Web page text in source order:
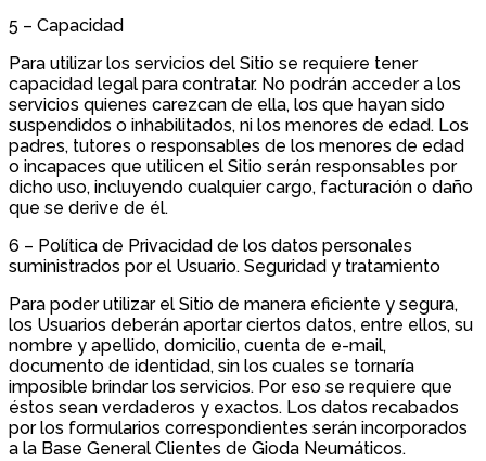
5 – Capacidad
Para utilizar los servicios del Sitio se requiere tener
capacidad legal para contratar. No podrán acceder a los
servicios quienes carezcan de ella, los que hayan sido
suspendidos o inhabilitados, ni los menores de edad. Los
padres, tutores o responsables de los menores de edad
o incapaces que utilicen el Sitio serán responsables por
dicho uso, incluyendo cualquier cargo, facturación o daño
que se derive de él.
6 – Política de Privacidad de los datos personales
suministrados por el Usuario. Seguridad y tratamiento
Para poder utilizar el Sitio de manera eficiente y segura,
los Usuarios deberán aportar ciertos datos, entre ellos, su
nombre y apellido, domicilio, cuenta de e-mail,
documento de identidad, sin los cuales se tornaría
imposible brindar los servicios. Por eso se requiere que
éstos sean verdaderos y exactos. Los datos recabados
por los formularios correspondientes serán incorporados
a la Base General Clientes de Gioda Neumáticos.